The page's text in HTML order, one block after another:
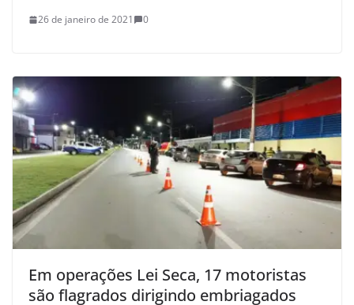
26 de janeiro de 2021 0
Em operações Lei Seca, 17 motoristas
são flagrados dirigindo embriagados